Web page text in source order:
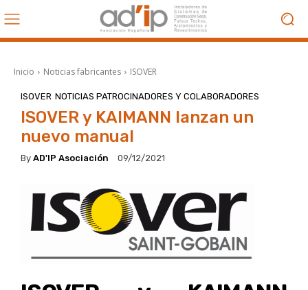
Inicio Noticias fabricantes ISOVER
ISOVER NOTICIAS PATROCINADORES Y COLABORADORES
ISOVER y KAIMANN lanzan un
nuevo manual
By AD'IP Asociación 09/12/2021